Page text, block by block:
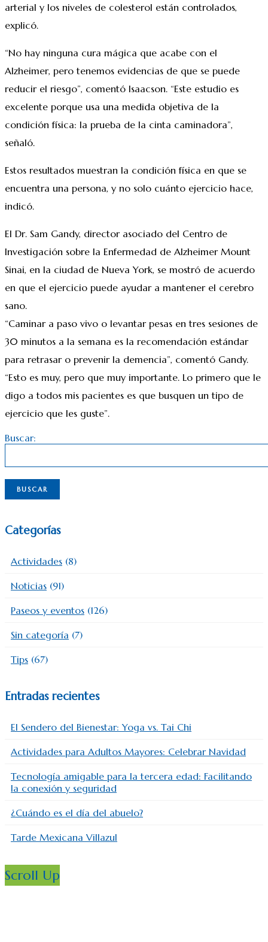
arterial y los niveles de colesterol están controlados,
explicó.
“No hay ninguna cura mágica que acabe con el
Alzheimer, pero tenemos evidencias de que se puede
reducir el riesgo”, comentó Isaacson. “Este estudio es
excelente porque usa una medida objetiva de la
condición física: la prueba de la cinta caminadora”,
señaló.
Estos resultados muestran la condición física en que se
encuentra una persona, y no solo cuánto ejercicio hace,
indicó.
El Dr. Sam Gandy, director asociado del Centro de
Investigación sobre la Enfermedad de Alzheimer Mount
Sinai, en la ciudad de Nueva York, se mostró de acuerdo
en que el ejercicio puede ayudar a mantener el cerebro
sano.
“Caminar a paso vivo o levantar pesas en tres sesiones de
30 minutos a la semana es la recomendación estándar
para retrasar o prevenir la demencia”, comentó Gandy.
“Esto es muy, pero que muy importante. Lo primero que le
digo a todos mis pacientes es que busquen un tipo de
ejercicio que les guste”.
Buscar:
Categorías
Actividades (8)
Noticias (91)
Paseos y eventos (126)
Sin categoría (7)
Tips (67)
Entradas recientes
El Sendero del Bienestar: Yoga vs. Tai Chi
Actividades para Adultos Mayores: Celebrar Navidad
Tecnología amigable para la tercera edad: Facilitando
la conexión y seguridad
¿Cuándo es el día del abuelo?
Tarde Mexicana Villazul
Scroll Up